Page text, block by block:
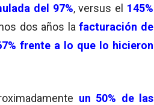
del 97%, versus el 145%
dos años lafacturación de
frente a lo que lo hicieron
un 50% de las